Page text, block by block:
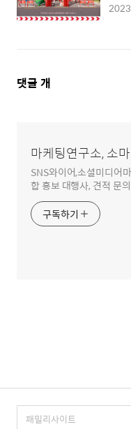
댓
댓글 개
마케팅연구소, 소
SNS와이어,소셜미디어
합 홍보 대행사, 견적 문
구독하기